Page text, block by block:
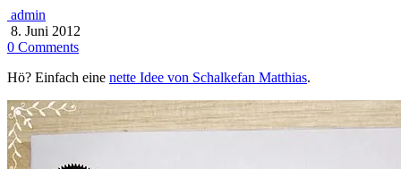
admin
8. Juni 2012
0 Comments
Hö? Einfach eine nette Idee von Schalkefan Matthias.